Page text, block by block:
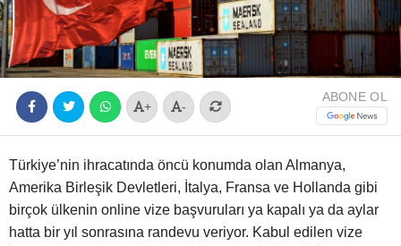
+ -
ABONE OL
Türkiye’nin ihracatında öncü konumda olan Almanya,
Amerika Birleşik Devletleri, İtalya, Fransa ve Hollanda gibi
birçok ülkenin online vize başvuruları ya kapalı ya da aylar
hatta bir yıl sonrasına randevu veriyor. Kabul edilen vize